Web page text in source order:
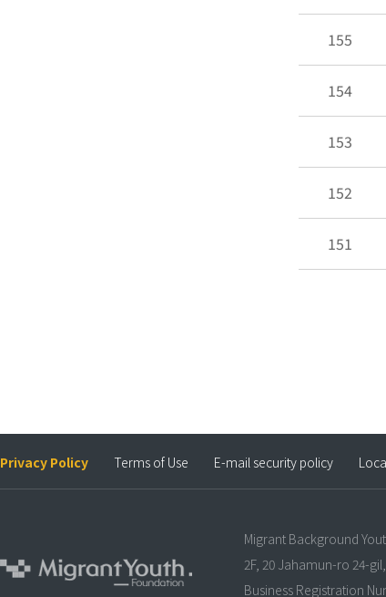
155
154
153
152
151
Privacy Policy Terms of Use E-mail security policy
Migrant Background
2F, 20 Jahamun-ro 24-
Business Registration